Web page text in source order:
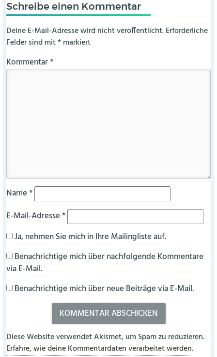
Schreibe einen Kommentar
Deine E-Mail-Adresse wird nicht veröffentlicht. Erforderliche
Felder sind mit*markiert
Kommentar*
Name*
E-Mail-Adresse*
Ja, nehmen Sie mich in Ihre Mailingliste auf.
Benachrichtige mich über nachfolgende Kommentare
via E-Mail.
Benachrichtige mich über neue Beiträge via E-Mail.
Diese Website verwendet Akismet, um Spam zu reduzieren.
Erfahre, wie deine Kommentardaten verarbeitet werden.